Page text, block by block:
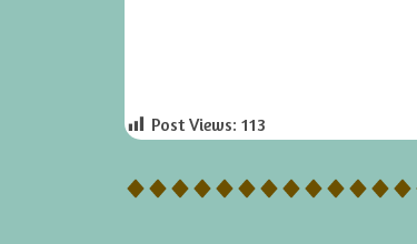
Post Views: 113